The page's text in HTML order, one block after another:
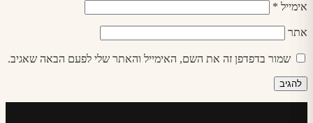
אימייל *
אתר
שמור בדפדפן זה את השם, האימייל והאתר שלי לפעם הבאה שאגיב.